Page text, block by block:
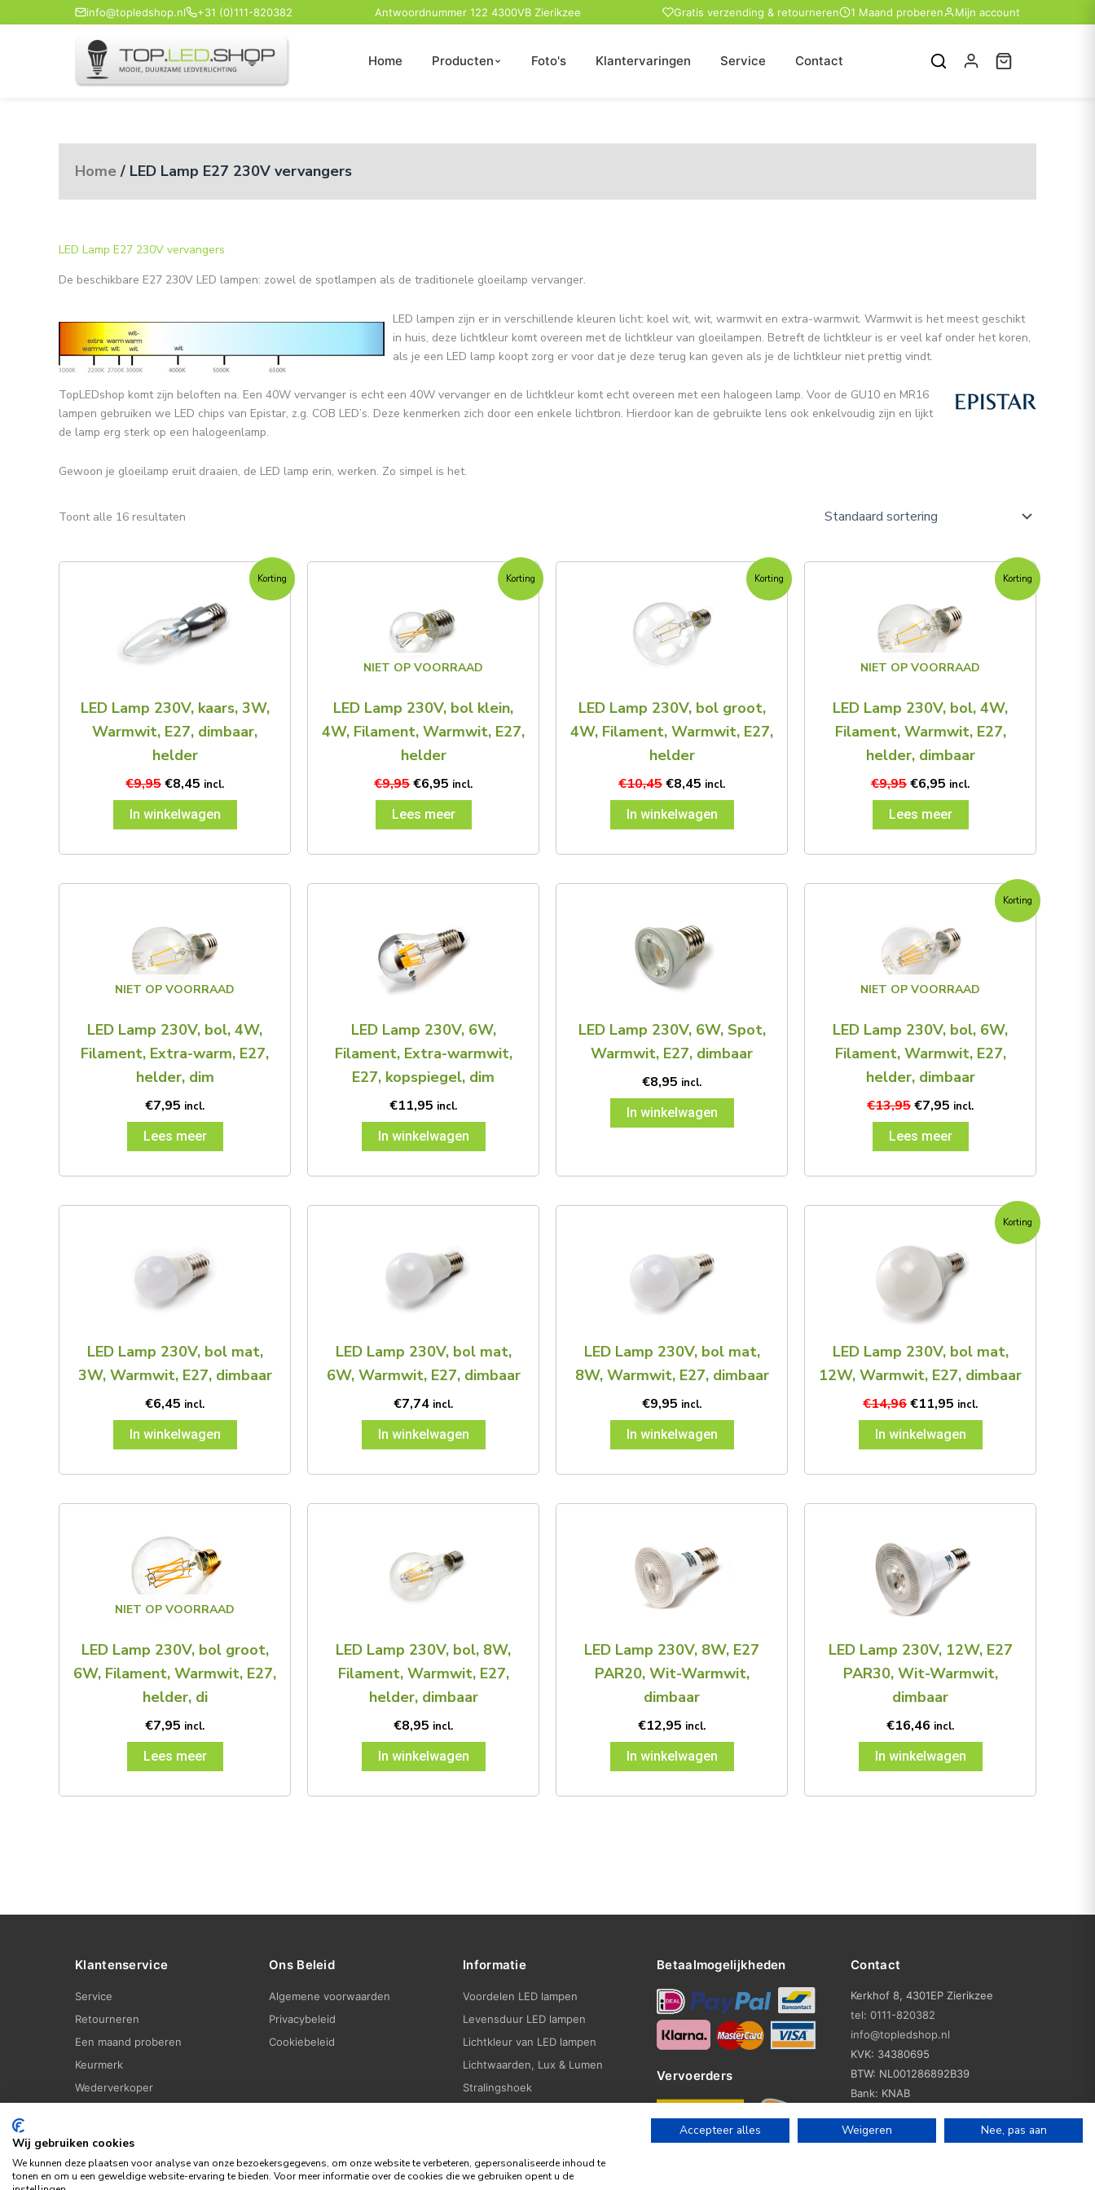
naar
info@topledshop.nl +31 (0)111-820382 Antwoordnummer 122 4300VB Zierikzee Gratis verzending & retourneren 1 Maand proberen Mijn account
Home Producten Foto's Klantervaringen Service Contact
Home/ LED Lamp E27 230V vervangers
LED Lamp E27 230V vervangers
De beschikbare E27 230V LED lampen: zowel de spotlampen als de traditionele gloeilamp vervanger.
LED lampen zijn er in verschillende kleuren licht: koel wit, wit, warmwit en extra-warmwit. Warmwit is het meest geschikt
in huis, deze lichtkleur komt overeen met de lichtkleur van gloeilampen. Betreft de lichtkleur is er veel kaf onder het koren,
als je een LED lamp koopt zorg er voor dat je deze terug kan geven als je de lichtkleur niet prettig vindt.
TopLEDshop komt zijn beloften na. Een 40W vervanger is echt een 40W vervanger en de lichtkleur komt echt overeen met een halogeen lamp. Voor de GU10 en MR16
lampen gebruiken we LED chips van Epistar, z.g. COB LED’s. Deze kenmerken zich door een enkele lichtbron. Hierdoor kan de gebruikte lens ook enkelvoudig zijn en lijkt
de lamp erg sterk op een halogeenlamp.
Gewoon je gloeilamp eruit draaien, de LED lamp erin, werken. Zo simpel is het.
Toont alle 16 resultaten
Korting
LED Lamp 230V, kaars, 3W,
Warmwit, E27, dimbaar,
helder
€9,95
Oorspronkelijke
€9,95.
€8,45
is:
€8,45.
incl.
In winkelwagen
Korting
NIET OP VOORRAAD
LED Lamp 230V, bol klein,
4W, Filament, Warmwit, E27,
helder
€9,95
Oorspronkelijke
€9,95.
€6,95
€6,95.
incl.
Lees meer
Korting
LED Lamp 230V, bol groot,
4W, Filament, Warmwit, E27,
helder
€10,45
Oorspronkelijke
was:
€10,45.
€8,45
Huidige
€8,45.
incl.
In winkelwagen
Korting
NIET OP VOORRAAD
LED Lamp 230V, bol, 4W,
Filament, Warmwit, E27,
helder, dimbaar
€9,95
Oorspronkelijke
was:
€9,95.
€6,95
is:
€6,95.
incl.
Lees meer
NIET OP VOORRAAD
LED Lamp 230V, bol, 4W,
Filament, Extra-warm, E27,
helder, dim
€7,95 incl.
Lees meer
LED Lamp 230V, 6W,
Filament, Extra-warmwit,
E27, kopspiegel, dim
€11,95 incl.
In winkelwagen
LED Lamp 230V, 6W, Spot,
Warmwit, E27, dimbaar
€8,95 incl.
In winkelwagen
Korting
NIET OP VOORRAAD
LED Lamp 230V, bol, 6W,
Filament, Warmwit, E27,
helder, dimbaar
€13,95
Oorspronkelijke
was:
€13,95.
€7,95
Huidige
is:
€7,95.
incl.
Lees meer
LED Lamp 230V, bol mat,
3W, Warmwit, E27, dimbaar
€6,45 incl.
In winkelwagen
LED Lamp 230V, bol mat,
6W, Warmwit, E27, dimbaar
€7,74 incl.
In winkelwagen
LED Lamp 230V, bol mat,
8W, Warmwit, E27, dimbaar
€9,95 incl.
In winkelwagen
Korting
LED Lamp 230V, bol mat,
12W, Warmwit, E27, dimbaar
€14,96
Oorspronkelijke
was:
€14,96.
€11,95
Huidige
€11,95.
incl.
In winkelwagen
NIET OP VOORRAAD
LED Lamp 230V, bol groot,
6W, Filament, Warmwit, E27,
helder, di
€7,95 incl.
Lees meer
LED Lamp 230V, bol, 8W,
Filament, Warmwit, E27,
helder, dimbaar
€8,95 incl.
In winkelwagen
LED Lamp 230V, 8W, E27
PAR20, Wit-Warmwit,
dimbaar
€12,95 incl.
In winkelwagen
LED Lamp 230V, 12W, E27
PAR30, Wit-Warmwit,
dimbaar
€16,46 incl.
In winkelwagen
Klantenservice
Service
Retourneren
Een maand proberen
Keurmerk
Wederverkoper
Ons Beleid
Algemene voorwaarden
Privacybeleid
Cookiebeleid
Informatie
Voordelen LED lampen
Levensduur LED lampen
Lichtkleur van LED lampen
Lichtwaarden, Lux & Lumen
Stralingshoek
Betaalmogelijkheden
Vervoerders
Contact
Kerkhof 8, 4301EP Zierikzee
tel: 0111-820382
info@topledshop.nl
KVK: 34380695
BTW: NL001286892B39
Bank: KNAB
Wij gebruiken cookies
We kunnen deze plaatsen voor analyse van onze bezoekersgegevens, om onze website te verbeteren, gepersonaliseerde inhoud te
tonen en om u een geweldige website-ervaring te bieden. Voor meer informatie over de cookies die we gebruiken opent u de
Accepteer alles Weigeren Nee, pas aan